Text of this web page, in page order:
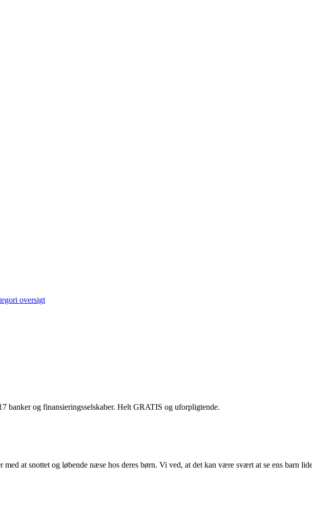
oversigt
og finansieringsselskaber. Helt GRATIS og uforpligtende.
at snottet og løbende næse hos deres børn. Vi ved, at det kan være svært at se ens barn